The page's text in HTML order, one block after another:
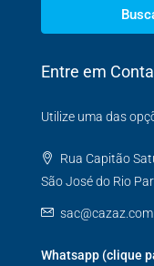
Entre em
Utilize uma das
Rua Capitão
São José do Rio
Whatsapp (clique